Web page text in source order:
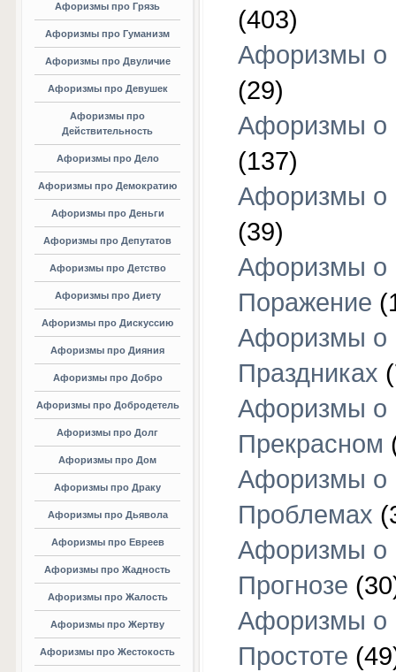
Афоризмы про Грязь
Афоризмы про Гуманизм
Афоризмы про Двуличие
Афоризмы про Девушек
Афоризмы про
Действительность
Афоризмы про Дело
Афоризмы про Демократию
Афоризмы про Деньги
Афоризмы про Депутатов
Афоризмы про Детство
Афоризмы про Диету
Афоризмы про Дискуссию
Афоризмы про Дияния
Афоризмы про Добро
Афоризмы про Добродетель
Афоризмы про Долг
Афоризмы про Дом
Афоризмы про Драку
Афоризмы про Дьявола
Афоризмы про Евреев
Афоризмы про Жадность
Афоризмы про Жалость
Афоризмы про Жертву
Афоризмы про Жестокость
(403)
Афоризмы о
(29)
Афоризмы о
(137)
Афоризмы о
(39)
Афоризмы о
Поражение
Афоризмы о
Праздниках
Афоризмы о
Прекрасном
Афоризмы о
Проблемах
Афоризмы о
Прогнозе
Афоризмы о
Простоте